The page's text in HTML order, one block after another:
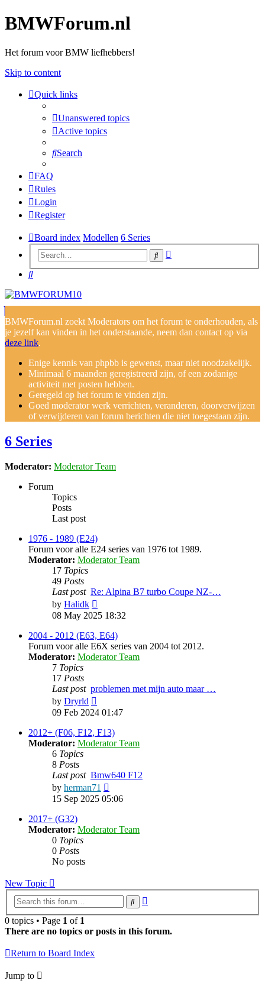
BMWForum.nl
Het forum voor BMW liefhebbers!
Skip to content
Quick links
Unanswered topics
Active topics
Search
FAQ
Rules
Login
Register
Board index Modellen 6 Series
Search
Search
BMWForum.nl zoekt Moderators om het forum te onderhouden, als
je jezelf kan vinden in het onderstaande, neem dan contact op via
deze link.
Enige kennis van phpbb is gewenst, maar niet noodzakelijk.
Minimaal 6 maanden geregistreerd zijn, of een zodanige
activiteit met posten hebben.
Geregeld op het forum te vinden zijn.
Goed moderator werk verrichten, veranderen, doorverwijzen
of verwijderen van forum berichten die niet toegestaan zijn.
6 Series
Moderator: Moderator Team
Forum
Topics
Posts
Last post
1976 - 1989 (E24)
Forum voor alle E24 series van 1976 tot 1989.
Moderator: Moderator Team
17 Topics
49 Posts
Last post Re: Alpina B7 turbo Coupe NZ-…
by Halidk
the
post
08 May 2025 18:32
2004 - 2012 (E63, E64)
Forum voor alle E6X series van 2004 tot 2012.
Moderator: Moderator Team
7 Topics
17 Posts
Last post problemen met mijn auto maar …
by Dryrld
the
post
09 Feb 2024 01:47
2012+ (F06, F12, F13)
Moderator: Moderator Team
6 Topics
8 Posts
Last post Bmw640 F12
by herman71
the
15 Sep 2025 05:06
2017+ (G32)
Moderator: Moderator Team
0 Topics
0 Posts
No posts
New Topic
Search
0 topics • Page 1 of 1
There are no topics or posts in this forum.
Return to Board Index
Jump to